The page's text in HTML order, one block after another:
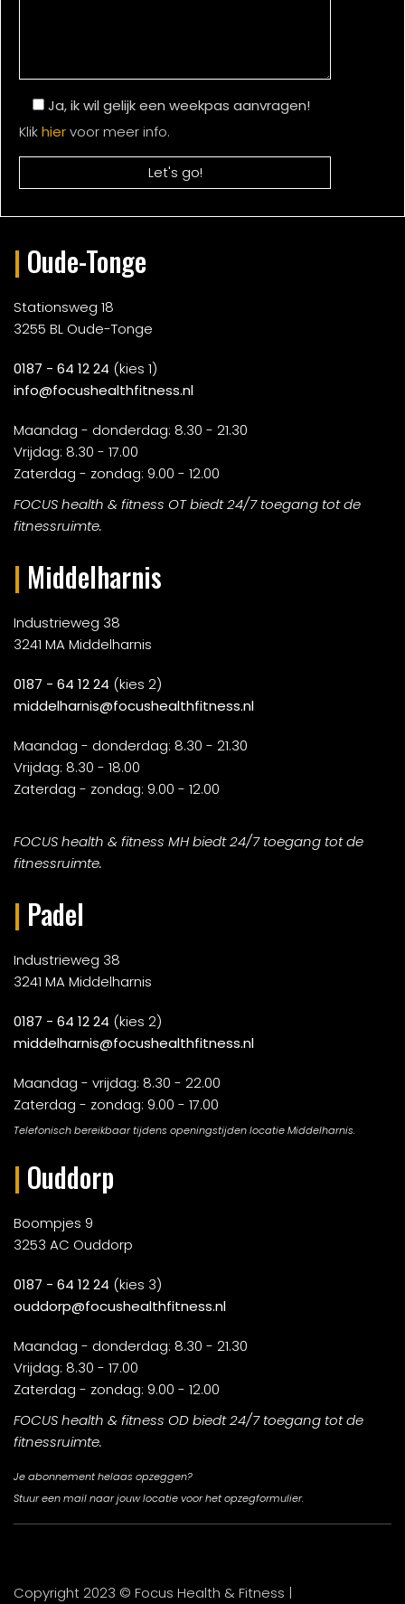
Ja, ik wil gelijk een weekpas aanvragen!
Klikhiervoor meer info.
| Oude-Tonge
Stationsweg 18
3255 BL Oude-Tonge
0187 - 64 12 24 (kies 1)
info@focushealthfitness.nl
Maandag - donderdag: 8.30 - 21.30
Vrijdag: 8.30 - 17.00
Zaterdag - zondag: 9.00 - 12.00
FOCUS health & fitness OT biedt 24/7 toegang tot de
fitnessruimte.
| Middelharnis
Industrieweg 38
3241 MA Middelharnis
0187 - 64 12 24 (kies 2)
middelharnis@focushealthfitness.nl
Maandag - donderdag: 8.30 - 21.30
Vrijdag: 8.30 - 18.00
Zaterdag - zondag: 9.00 - 12.00
FOCUS health & fitness MH biedt 24/7 toegang tot de
fitnessruimte.
| Padel
Industrieweg 38
3241 MA Middelharnis
0187 - 64 12 24 (kies 2)
middelharnis@focushealthfitness.nl
Maandag - vrijdag: 8.30 - 22.00
Zaterdag - zondag: 9.00 - 17.00
Telefonisch bereikbaar tijdens openingstijden locatie Middelharnis.
| Ouddorp
Boompjes 9
3253 AC Ouddorp
0187 - 64 12 24 (kies 3)
ouddorp@focushealthfitness.nl
Maandag - donderdag: 8.30 - 21.30
Vrijdag: 8.30 - 17.00
Zaterdag - zondag: 9.00 - 12.00
FOCUS health & fitness OD biedt 24/7 toegang tot de
fitnessruimte.
Je abonnement helaas opzeggen?
Stuur een mail naar jouw locatie voor het opzegformulier.
Copyright 2023 © Focus Health & Fitness |